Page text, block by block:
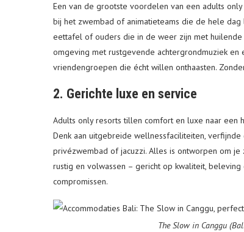
Een van de grootste voordelen van een adults
bij het zwembad of animatieteams die de hele
eettafel of ouders die in de weer zijn met
omgeving met rustgevende achtergrondmuziek
vriendengroepen die écht willen onthaasten.
2. Gerichte luxe en service
Adults only resorts tillen comfort en luxe naar een
Denk aan uitgebreide wellnessfaciliteiten,
privézwembad of jacuzzi. Alles is ontworpen om
rustig en volwassen – gericht op kwaliteit,
compromissen.
The Slow in Canggu